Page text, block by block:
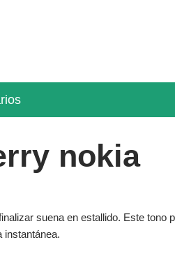
nokia
suena en estallido. Este tono
instantánea.